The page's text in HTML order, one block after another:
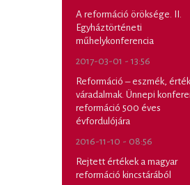
A reformáció öröksége. II.
Egyháztörténeti
műhelykonferencia
2017-03-01 - 13:56
Reformáció – eszmék,
váradalmak. Ünnepi
reformáció 500 éves
évfordulójára
2016-11-10 - 08:56
Rejtett értékek a magyar
reformáció kincstárából